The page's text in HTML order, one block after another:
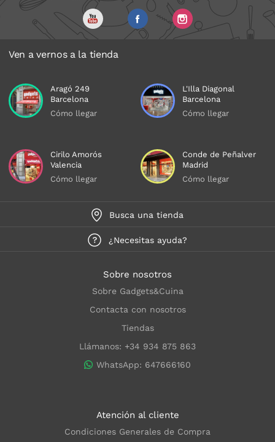
Ven a vernos a la tienda
Aragó 249
Barcelona
Cómo llegar
L'Illa Diagonal
Barcelona
Cómo llegar
Cirilo Amorós
Valencia
Cómo llegar
Conde de Peñalver
Madrid
Cómo llegar
Busca una tienda
¿Necesitas ayuda?
Sobre nosotros
Sobre Gadgets&Cuina
Contacta con nosotros
Tiendas
Llámanos: +34 934 875 863
WhatsApp: 647666160
Atención al cliente
Condiciones Generales de Compra